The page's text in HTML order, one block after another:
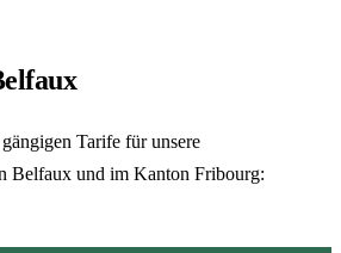
Tarife für unsere
Belfaux und im Kanton Fribourg: